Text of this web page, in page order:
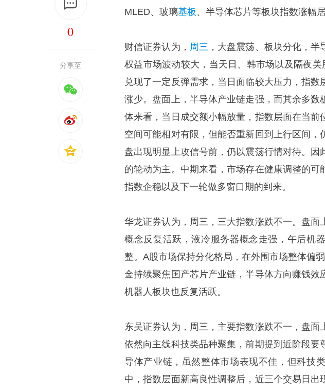
0
分享至
MLED、玻璃基板 、半导体芯片等板块指数涨幅居
财信证券认为， 周三 ，大盘震荡、板块分化，
权益市场波动较大，当天日、韩市场以及隔夜
兑现了一定反弹需求，当日面临较大压力，指数
涨少。盘面上，半导体产业链走强，而其余多数
体来看，当日成交额小幅放量，指数层面在当前
空间可能相对有限，但能否重新回到上行区间
盘出现明显上攻信号前，仍以震荡行情对待。因
的轮动为主。中期来看，市场存在健康调整的
指数企稳以及下一轮做多窗口期的到来。
华龙证券认为，周三，三大指数涨跌不一。盘
概念反复活跃，液冷服务器概念走强，午后机
整。A股市场保持分化格局，在外围市场整体偏
金持续聚焦国产芯片产业链，半导体方向赚钱效
机器人板块也反复活跃。
东吴证券认为，周三，主要指数涨跌不一，盘
依然向主线科技类品种聚集，前期提到近阶段
导体产业链，虽然整体市场表现不佳，但科技
中，指数层面新高良性调整后，近三个交易日